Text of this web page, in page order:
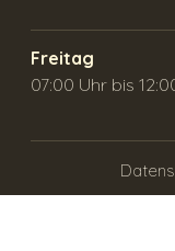
Freitag
07:00 Uhr bis